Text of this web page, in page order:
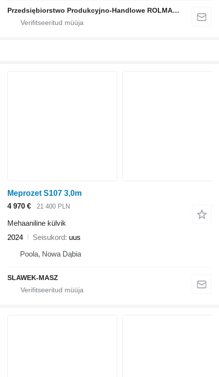
Przedsiębiorstwo Produkcyjno-Handlowe ROLMAPOL Marcin Dziekan
Meprozet S107 3,0m
4 970 €
21 400 PLN
Mehaaniline külvik
2024
Seisukord uus
Poola, Nowa Dąbia
SLAWEK-MASZ